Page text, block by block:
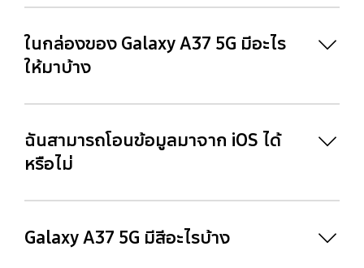
ในกล่องของ Galaxy A37 5G มีอะไร
ให้มาบ้าง
ฉันสามารถโอนข้อมูลมาจาก iOS ได้
หรือไม่
Galaxy A37 5G มีสีอะไรบ้าง